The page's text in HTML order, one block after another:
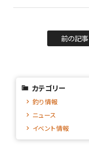
前の記事
カテゴリー
釣り情報
ニュース
イベント情報